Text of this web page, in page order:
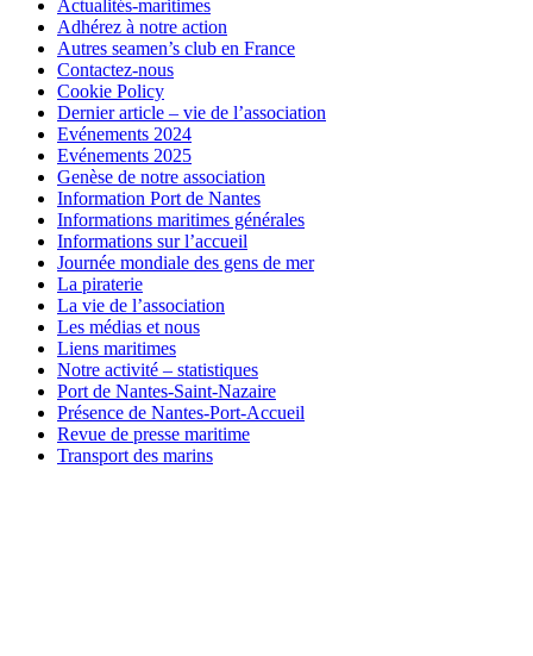
Actualités-maritimes
Adhérez à notre action
Autres seamen’s club en France
Contactez-nous
Cookie Policy
Dernier article – vie de l’association
Evénements 2024
Evénements 2025
Genèse de notre association
Information Port de Nantes
Informations maritimes générales
Informations sur l’accueil
Journée mondiale des gens de mer
La piraterie
La vie de l’association
Les médias et nous
Liens maritimes
Notre activité – statistiques
Port de Nantes-Saint-Nazaire
Présence de Nantes-Port-Accueil
Revue de presse maritime
Transport des marins